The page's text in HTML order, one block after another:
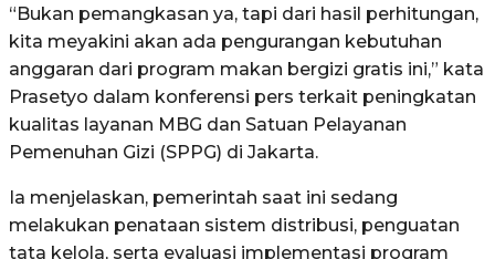
“Bukan pemangkasan ya, tapi dari hasil perhitungan,
kita meyakini akan ada pengurangan kebutuhan
anggaran dari program makan bergizi gratis ini,” kata
Prasetyo dalam konferensi pers terkait peningkatan
kualitas layanan MBG dan Satuan Pelayanan
Pemenuhan Gizi (SPPG) di Jakarta.
Ia menjelaskan, pemerintah saat ini sedang
melakukan penataan sistem distribusi, penguatan
tata kelola, serta evaluasi implementasi program